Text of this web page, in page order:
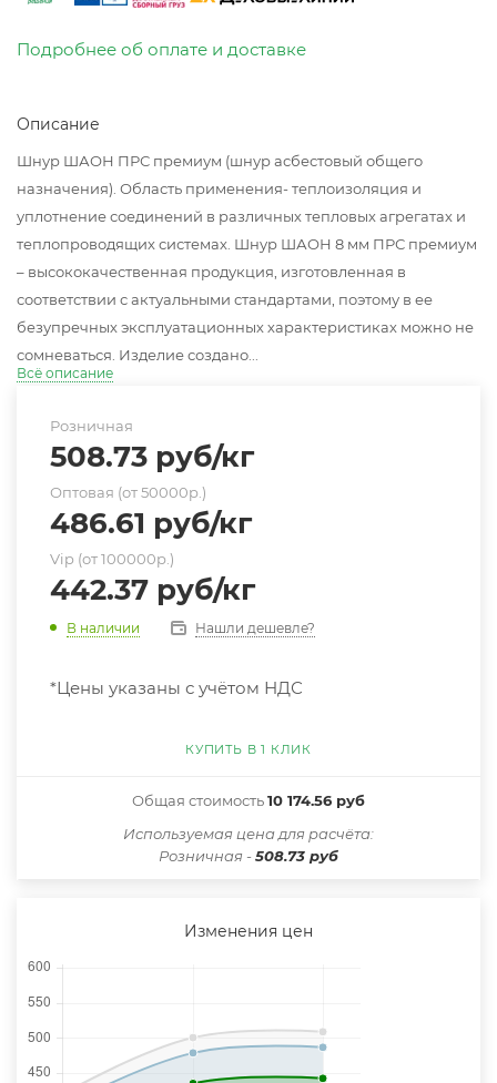
Подробнее об оплате и доставке
Описание
Шнур ШАОН ПРС премиум (шнур асбестовый общего
назначения). Область применения- теплоизоляция и
уплотнение соединений в различных тепловых агрегатах и
теплопроводящих системах. Шнур ШАОН 8 мм ПРС премиум
– высококачественная продукция, изготовленная в
соответствии с актуальными стандартами, поэтому в ее
безупречных эксплуатационных характеристиках можно не
сомневаться. Изделие создано...
Всё описание
Розничная
508.73 руб/кг
Оптовая (от 50000р.)
486.61 руб/кг
Vip (от 100000р.)
442.37 руб/кг
В наличии Нашли дешевле?
*Цены указаны с учётом НДС
КУПИТЬ В 1 КЛИК
Общая стоимость10 174.56 руб
Иcпользуемая цена для расчёта:
Розничная -508.73 руб
Изменения цен